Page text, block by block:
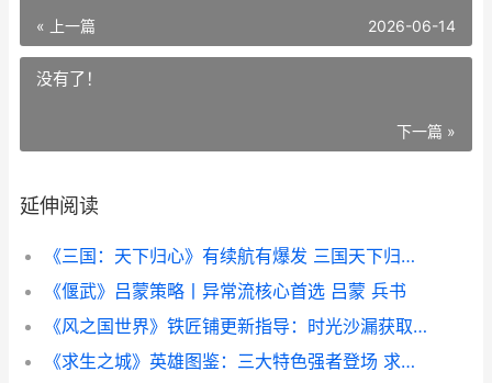
« 上一篇 2026-06-14
没有了！
下一篇 »
延伸阅读
《三国：天下归心》有续航有爆发 三国天下归心阵容搭配攻略
《偃武》吕蒙策略丨异常流核心首选 吕蒙 兵书
《风之国世界》铁匠铺更新指导：时光沙漏获取及礼包选购详细解答 风之国世界哪个职业厉害
《求生之城》英雄图鉴：三大特色强者登场 求生之战英文